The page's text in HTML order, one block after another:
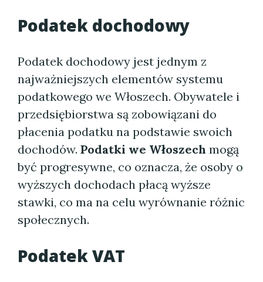
Podatek dochodowy
Podatek dochodowy jest jednym z
najważniejszych elementów systemu
podatkowego we Włoszech. Obywatele i
przedsiębiorstwa są zobowiązani do
płacenia podatku na podstawie swoich
dochodów. Podatki we Włoszech mogą
być progresywne, co oznacza, że osoby o
wyższych dochodach płacą wyższe
stawki, co ma na celu wyrównanie różnic
społecznych.
Podatek VAT